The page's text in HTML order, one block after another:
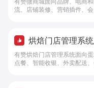
流、店铺装修、营销插件、
烘焙门店管理系
具 - 做生意, 找有
有赞烘焙门店管理系统面向
点餐、智能收银、外卖配送